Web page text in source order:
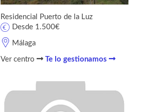
Residencial Puerto de la Luz
Málaga
Desde 1.500€
Ver centro Te lo gestionamos